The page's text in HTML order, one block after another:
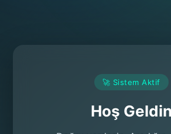
🚀 Sistem Aktif
Hoş Geldin